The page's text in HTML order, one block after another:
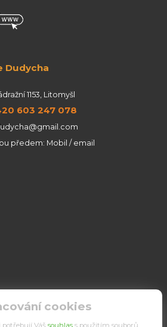
1153, Litomyšl
603 247 078
předem: Mobil / email
cookies